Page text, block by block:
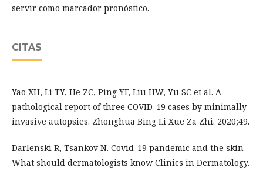
servir como marcador pronóstico.
CITAS
Yao XH, Li TY, He ZC, Ping YF, Liu HW, Yu SC et al. A
pathological report of three COVID-19 cases by minimally
invasive autopsies. Zhonghua Bing Li Xue Za Zhi. 2020;49.
Darlenski R, Tsankov N. Covid-19 pandemic and the skin-
What should dermatologists know Clinics in Dermatology.